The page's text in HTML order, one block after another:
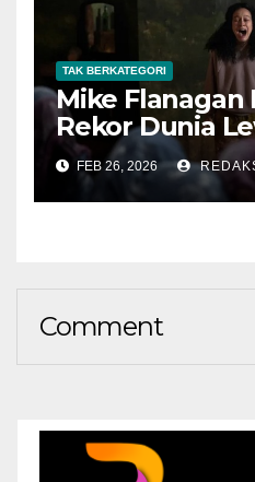
TAK BERKATEGORI
Mike Flanagan
Rekor Dunia
Scare di The
FEB 26, 2026
Comment